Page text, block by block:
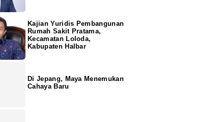
Kajian Yuridis Pembangunan
Rumah Sakit Pratama,
Kecamatan Loloda,
Kabupaten Halbar
Di Jepang, Maya Menemukan
Cahaya Baru